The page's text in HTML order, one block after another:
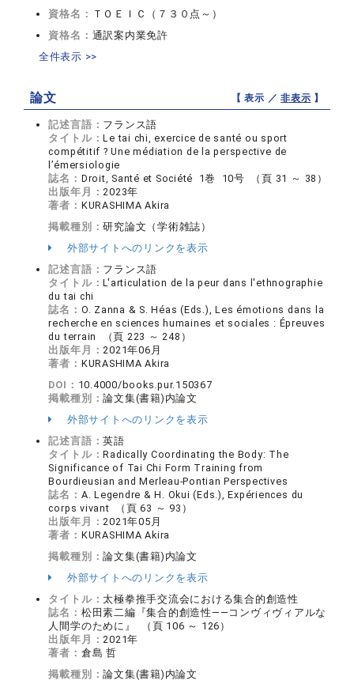
資格名： ＴＯＥＩＣ（７３０点～）
資格名： 通訳案内業免許
全件表示 >>
論文 【 表示 ／非表示 】
記述言語： フランス語
タイトル：Le tai chi, exercice de santé ou sport
compétitif ? Une médiation de la perspective de
l’émersiologie
誌名： Droit, Santé et Société 1巻 10号 （頁 31 ～ 38）
出版年月：2023年
著者： KURASHIMA Akira
掲載種別：研究論文（学術雑誌）
外部サイトへのリンクを表示
記述言語： フランス語
タイトル：L'articulation de la peur dans l'ethnographie
du tai chi
誌名： O. Zanna & S. Héas (Eds.), Les émotions dans la
recherche en sciences humaines et sociales : Épreuves
du terrain （頁 223 ～ 248）
出版年月：2021年06月
著者： KURASHIMA Akira
DOI： 10.4000/books.pur.150367
掲載種別：論文集(書籍)内論文
外部サイトへのリンクを表示
記述言語：英語
タイトル：Radically Coordinating the Body: The
Significance of Tai Chi Form Training from
Bourdieusian and Merleau-Pontian Perspectives
誌名： A. Legendre & H. Okui (Eds.), Expériences du
corps vivant （頁 63 ～ 93）
出版年月：2021年05月
著者： KURASHIMA Akira
掲載種別：論文集(書籍)内論文
外部サイトへのリンクを表示
タイトル：太極拳推手交流会における集合的創造性
誌名： 松田素二編『集合的創造性――コンヴィヴィアルな
人間学のために』 （頁 106 ～ 126）
出版年月：2021年
著者： 倉島 哲
掲載種別：論文集(書籍)内論文